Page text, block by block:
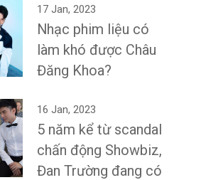
17 Jan, 2023
Nhạc phim liệu có
làm khó được Châu
Đăng Khoa?
16 Jan, 2023
5 năm kể từ scandal
chấn động Showbiz,
Đan Trường đang có